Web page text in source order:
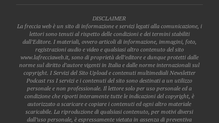
DISCLAIMER
La freccia web è un sito di informazione e servizi legati alla comunicazione, i
lettori sono tenuti al rispetto delle condizioni e dei termini stabiliti
dall’Editore. I materiali, ovvero articoli di informazione, immagini, foto,
registrazioni audio e video e qualsiasi altro contenuto del sito
www.lafrecciaweb.it, sono di proprietà dell’editore e dunque protetti dalle
norme sul diritto d’autore vigenti in Italia e dalle norme internazionali sul
copyright. I Servizi del Sito Upload e contenuti multimediali Newsletter
Podcast rss I servizi e i contenuti del sito sono destinati a un utilizzo
personale e non professionale. Il lettore solo per uso personale ed a
condizione che riporti interamente tutte le indicazioni del copyright, è
autorizzato a scaricare e copiare i contenuti ed ogni altro materiale
scaricabile. La riproduzione di qualsiasi contenuto, per motivi diversi
dall’uso personale, è espressamente vietata in assenza di preventiva